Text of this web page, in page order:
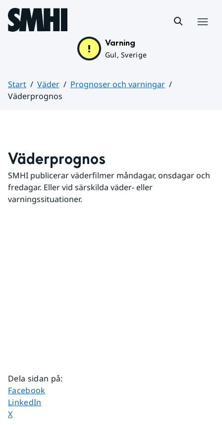
Hoppa till sidans innehåll
Varning
Gul, Sverige
Start Väder
Prognoser och varningar
Väderprognos
Väderprognos
SMHI publicerar väderfilmer måndagar, onsdagar och
fredagar. Eller vid särskilda väder- eller
varningssituationer.
Dela sidan på:
Dela sidan på
Facebook
Dela sidan på
LinkedIn
Dela sidan på
X